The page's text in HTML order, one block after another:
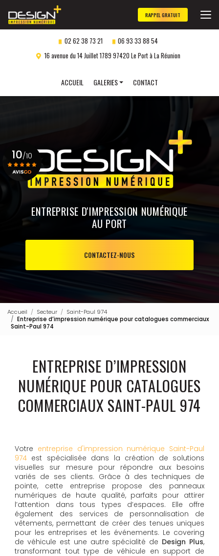
au
contenu
principal
02 62 38 73 21
06 93 33 88 54
16 avenue du 14 Juillet 1789 97420 Le Port à La Réunion
ACCUEIL
GALERIES
Impression numérique
Gravure laser
personnalisée
CONTACT
RAPPEL GRATUIT
ENTREPRISE D'IMPRESSION NUMÉRIQUE
AU PORT
CONTACTEZ-NOUS
10/10
Voir le certificat
Accueil Secteur
Saint-Paul 974
Entreprise d’impression numérique pour catalogues commerciaux
Saint-Paul 974
ENTREPRISE D’IMPRESSION
NUMÉRIQUE POUR CATALOGUES
COMMERCIAUX SAINT-PAUL 974
Votre entreprise d'impression numérique Saint-Paul
974 est spécialisée dans la création de solutions
visuelles sur mesure pour répondre aux besoins
variés de ses clients. Grâce à des techniques de
pointe, cette entreprise propose des panneaux
numériques de haute qualité, parfaits pour attirer
l’attention dans tous types d’espaces. Elle offre
également des services de personnalisation de
vêtements, permettant de créer des tenues uniques
pour les entreprises et les événements. Le covering
de véhicule est une autre spécialité de Design Plus,
transformant tout type de véhicule en support de